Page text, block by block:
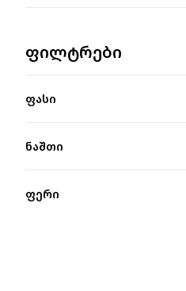
ფილტრები
ფასი
ნაშთი
ფერი